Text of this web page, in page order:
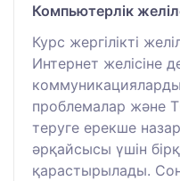
Компьютерлік
Курс жергілікті
Интернет желісіне
проблемалар және
теруге ерекше
әрқайсысы үшін
қарастырылады.